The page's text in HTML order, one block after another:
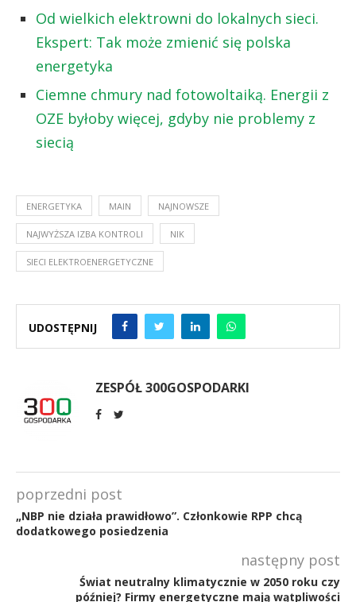
Od wielkich elektrowni do lokalnych sieci.
Ekspert: Tak może zmienić się polska
energetyka
Ciemne chmury nad fotowoltaiką. Energii z
OZE byłoby więcej, gdyby nie problemy z
siecią
ENERGETYKA MAIN NAJNOWSZE
NAJWYŻSZA IZBA KONTROLI NIK
SIECI ELEKTROENERGETYCZNE
UDOSTĘPNIJ
ZESPÓŁ 300GOSPODARKI
poprzedni post
„NBP nie działa prawidłowo”. Członkowie RPP chcą
dodatkowego posiedzenia
następny post
Świat neutralny klimatycznie w 2050 roku czy
później? Firmy energetyczne mają wątpliwości